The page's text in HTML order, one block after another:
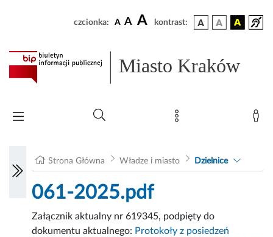
czcionka: A A A kontrast:
Miasto Kraków
Strona Główna Władze i miasto Dzielnice
061-2025.pdf
Załącznik aktualny nr 619345, podpięty do
dokumentu aktualnego: Protokoły z posiedzeń